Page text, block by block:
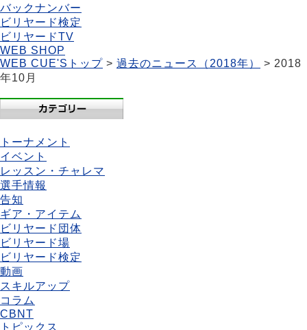
バックナンバー
ビリヤード検定
ビリヤードTV
WEB SHOP
WEB CUE'Sトップ > 過去のニュース（2018年）
> 2018
年10月
トーナメント
イベント
レッスン・チャレマ
選手情報
告知
ギア・アイテム
ビリヤード団体
ビリヤード場
ビリヤード検定
動画
スキルアップ
コラム
CBNT
トピックス